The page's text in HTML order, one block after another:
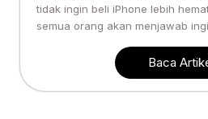
tidak ingin beli iPhone lebih
semua orang akan menjawab
Baca